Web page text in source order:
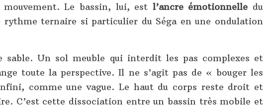
Le bassin, lui, est l’ancre émotionnelle du
ternaire si particulier du Séga en une ondulation
sable. Un sol meuble qui interdit les pas complexes et
toute la perspective. Il ne s’agit pas de « bouger les
comme une vague. Le haut du corps reste droit et
C’est cette dissociation entre un bassin très mobile et